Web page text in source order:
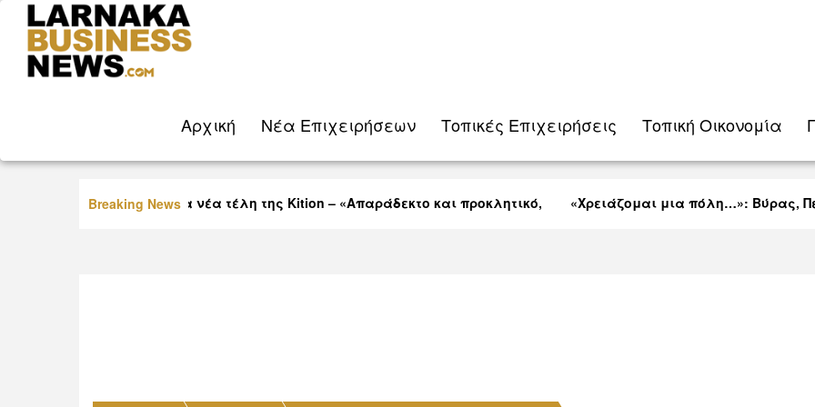
Aρχική Νέα Eπιχειρήσεων Τοπικές Eπιχειρήσεις Τοπική Οικονομία
Breaking News
Οργή Βύρα για τα νέα τέλη της Kition – «Απαράδεκτο και προκλητικό,
«Χρειάζομαι μια πόλη…»: Βύρας,